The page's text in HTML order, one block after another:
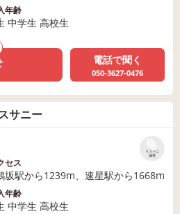
年齢
中学生 高校生
電話で聞く
050-3627-0476
サニー
リストに
保存
セス
坂駅から1239m、速星駅から1668m
年齢
中学生 高校生